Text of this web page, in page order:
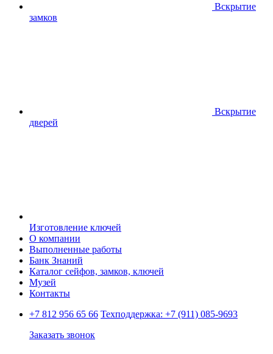
Вскрытие
замков
Вскрытие
дверей
Изготовление ключей
О компании
Выполненные работы
Банк Знаний
Каталог сейфов, замков, ключей
Музей
Контакты
+7 812 956 65 66 Техподдержка: +7 (911) 085-9693
Заказать звонок